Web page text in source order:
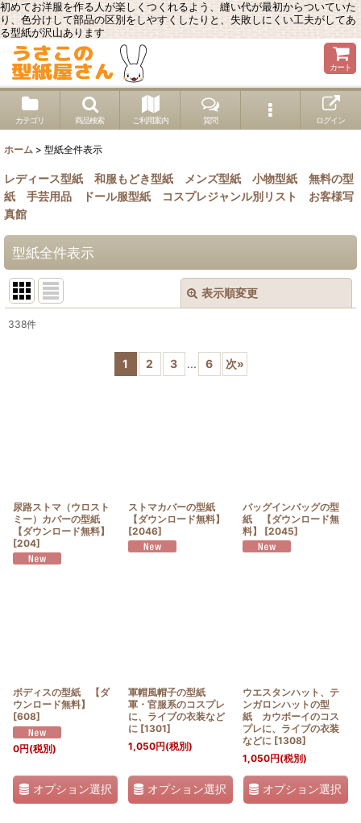
初めてお洋服を作る人が楽しくつくれるよう、縫い代が最初からついていた
り、色分けして部品の区別をしやすくしたりと、失敗しにくい工夫がしてあ
る型紙が沢山あります
カート
カテゴリ 商品検索 ご利用案内 質問 ログイン
ホーム > 型紙全件表示
レディース型紙 和服もどき型紙 メンズ型紙 小物型紙
無料の型
紙
手芸用品 ドール服型紙 コスプレジャンル別リスト
お客様写
真館
型紙全件表示
表示順変更
338件
1 2 3 ... 6 次»
尿路ストマ（ウロスト
ミー）カバーの型紙
【ダウンロード無料】
[204]
ストマカバーの型紙
【ダウンロード無料】
[2046]
バッグインバッグの型
紙 【ダウンロード無
料】
[2045]
ボディスの型紙 【ダ
ウンロード無料】
[608]
0円(税別)
オプション選択
軍帽風帽子の型紙
軍・官服系のコスプレ
に、ライブの衣装など
に [1301]
1,050円(税別)
オプション選択
ウエスタンハット、テ
ンガロンハットの型
紙 カウボーイのコス
プレに、ライブの衣装
などに [1308]
1,050円(税別)
オプション選択